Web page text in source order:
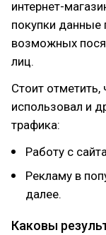
интернет-
покупки
возможных
лиц.
Стоит отметить,
использовал и
трафика:
Работу с
Рекламу в
далее.
Каковы